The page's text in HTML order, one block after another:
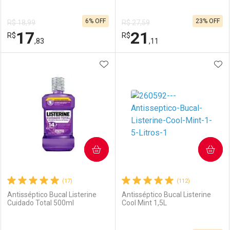
R$ 18,99
R$17,83
6% OFF
Laboratório
Por Menos
R$ 27,59
R$21 ,11
23% OFF
Laboratório
Por Menos
(17)
Antisséptico Bucal Listerine
Cuidado Total 500ml
ADICIONAR AOS FAVORITOS
COMPRAR
(112)
Antisséptico Bucal Listerine
Cool Mint 1,5L
COMPRAR